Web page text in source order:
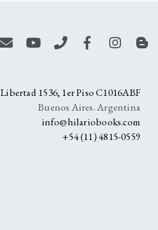
Libertad 1536, 1er Piso C1016ABF
Buenos Aires. Argentina
info@hilariobooks.com
+54 (11) 4815-0559